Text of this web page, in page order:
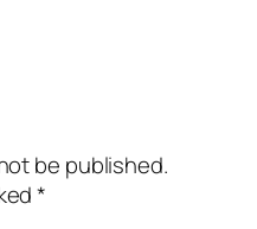
be published.
*